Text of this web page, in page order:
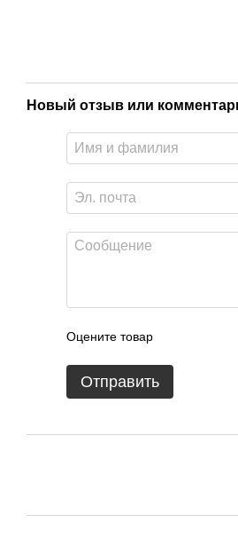
Новый отзыв или
Оцените товар
Отправить